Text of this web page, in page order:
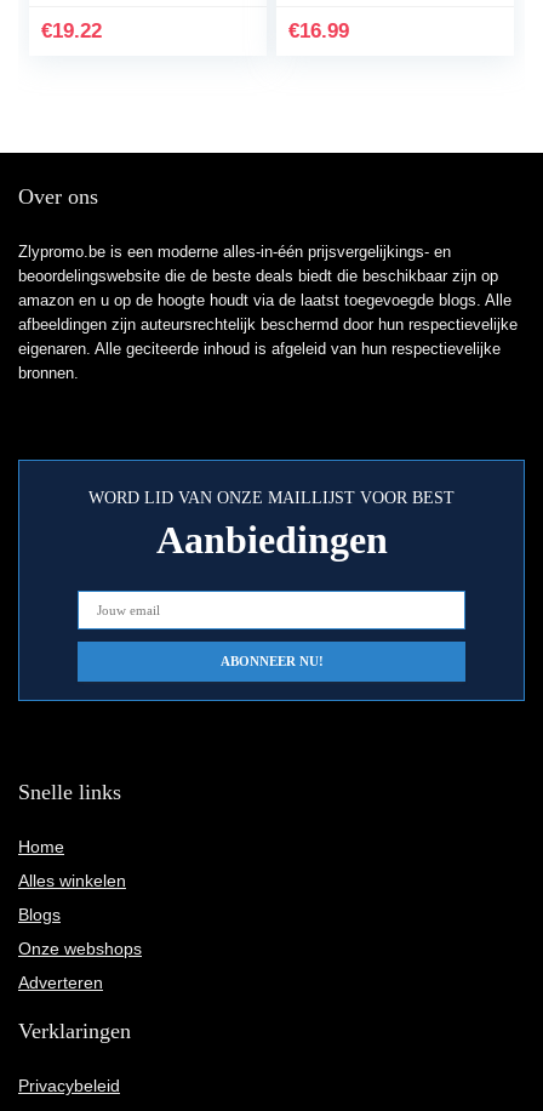
Rhinestones sieraden…
€19.22 €16.99
Over ons
Zlypromo.be is een moderne alles-in-één prijsvergelijkings- en
beoordelingswebsite die de beste deals biedt die beschikbaar zijn op
amazon en u op de hoogte houdt via de laatst toegevoegde blogs. Alle
afbeeldingen zijn auteursrechtelijk beschermd door hun respectievelijke
eigenaren. Alle geciteerde inhoud is afgeleid van hun respectievelijke
bronnen.
WORD LID VAN ONZE MAILLIJST VOOR BEST
Aanbiedingen
Snelle links
Home
Alles winkelen
Blogs
Onze webshops
Adverteren
Verklaringen
Privacybeleid